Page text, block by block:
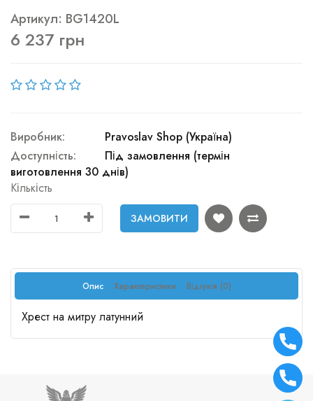
Артикул: BG1420L
6 237 грн
Виробник:
Pravoslav Shop (Україна)
Доступність:
Під замовлення (термін
виготовлення 30 днів)
Кількість
ЗАМОВИТИ
Опис Характеристики Відгуків (0)
Хрест на митру латунний